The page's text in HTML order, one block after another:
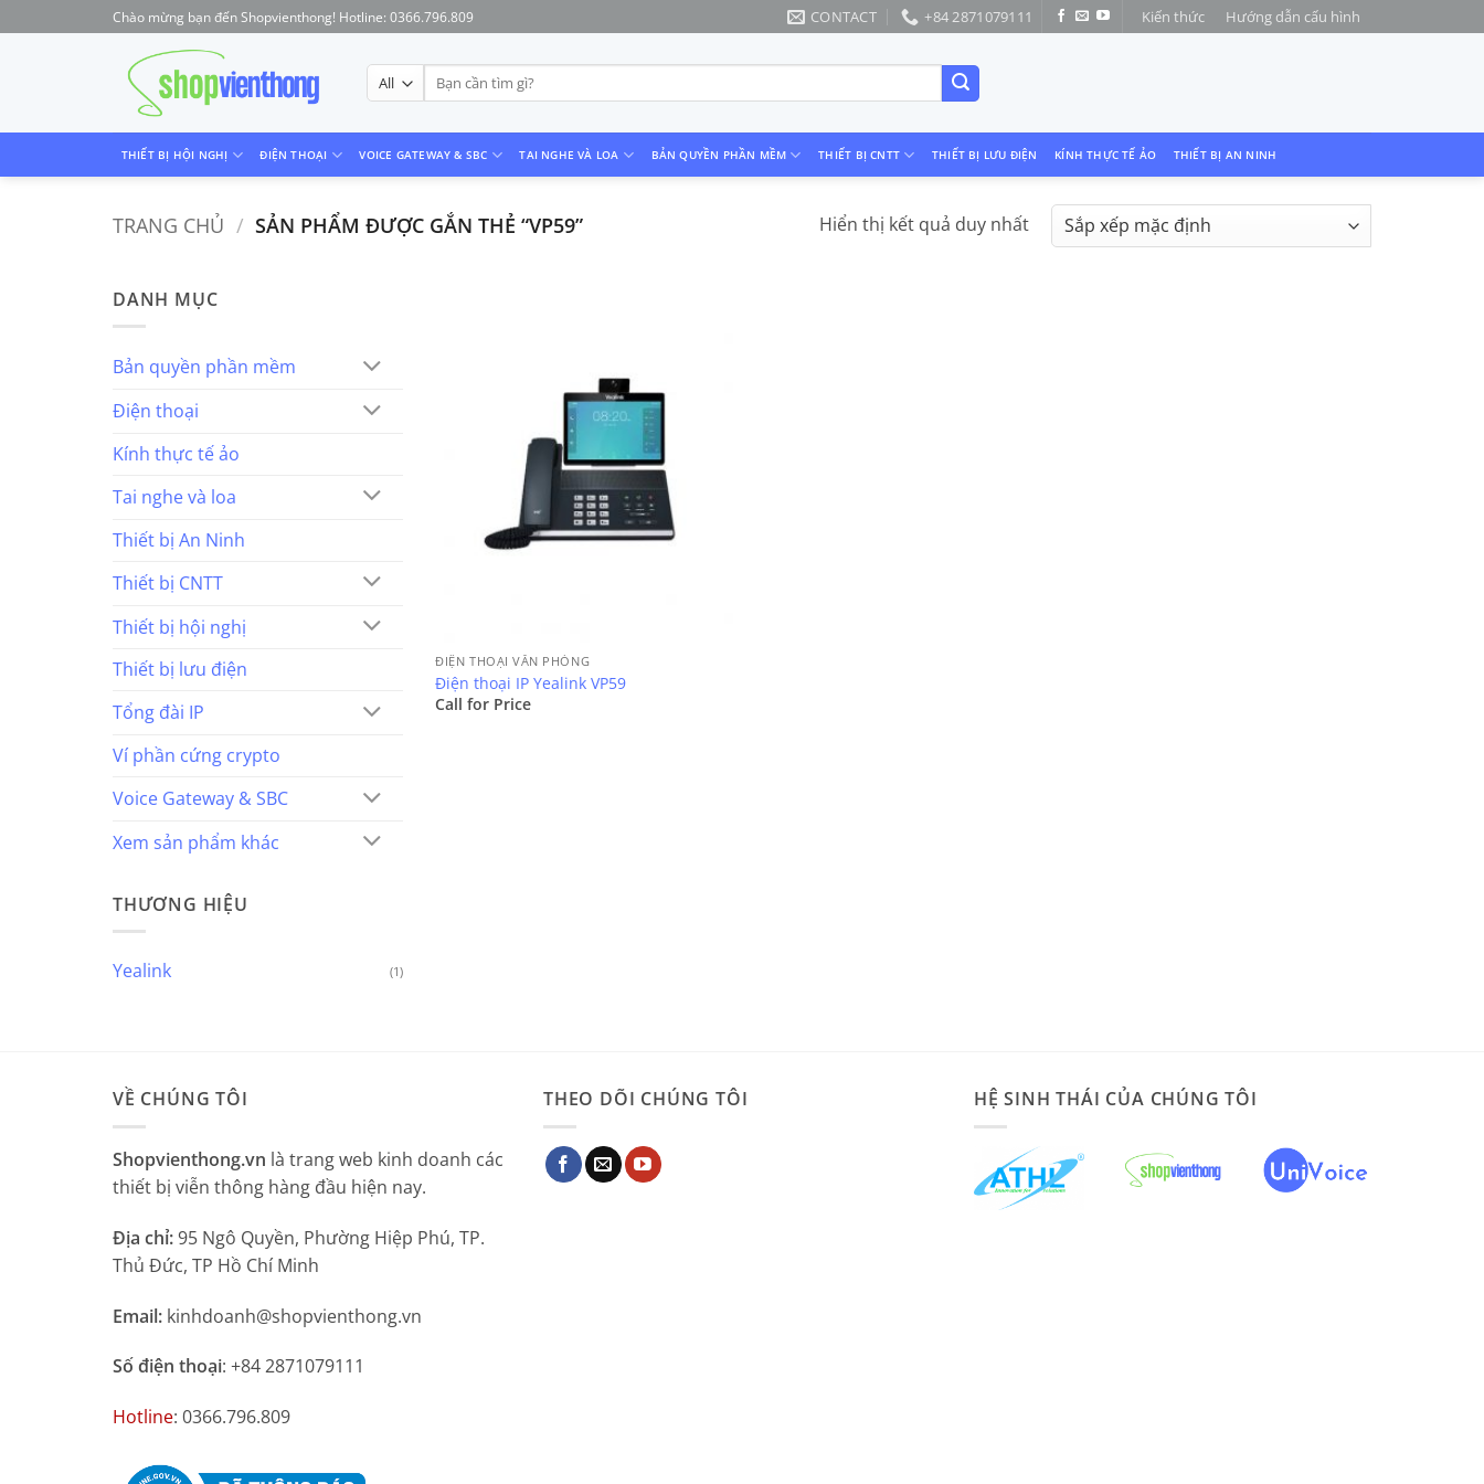
to
Chào mừng bạn đến Shopvienthong! Hotline: 0366.796.809 CONTACT +84 2871079111 Kiến thức Hướng dẫn cấu hình
Tìm
kiếm:
THIẾT BỊ HỘI NGHỊ ĐIỆN THOẠI VOICE GATEWAY & SBC TAI NGHE VÀ LOA BẢN QUYỀN PHẦN MỀM THIẾT BỊ CNTT THIẾT BỊ LƯU ĐIỆN KÍNH THỰC TẾ ẢO THIẾT BỊ AN NINH
TRANG CHỦ / SẢN PHẨM ĐƯỢC GẮN THẺ “VP59” Hiển thị kết quả duy nhất
DANH MỤC
Bản quyền phần mềm
Điện thoại
Kính thực tế ảo
Tai nghe và loa
Thiết bị An Ninh
Thiết bị CNTT
Thiết bị hội nghị
Thiết bị lưu điện
Tổng đài IP
Ví phần cứng crypto
Voice Gateway & SBC
Xem sản phẩm khác
THƯƠNG HIỆU
Yealink (1)
ĐIỆN THOẠI VĂN PHÒNG
Điện thoại IP Yealink VP59
Call for Price
VỀ CHÚNG TÔI
Shopvienthong.vn là trang web kinh doanh các
thiết bị viễn thông hàng đầu hiện nay.
Địa chỉ:95 Ngô Quyền, Phường Hiệp Phú, TP.
Thủ Đức, TP Hồ Chí Minh
Email: kinhdoanh@shopvienthong.vn
Số điện thoại: +84 2871079111
Hotline: 0366.796.809
THEO DÕI CHÚNG TÔI HỆ SINH THÁI CỦA CHÚNG TÔI